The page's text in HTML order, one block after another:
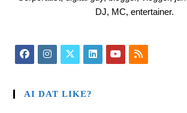
DJ, MC, entertainer.
AI DAT LIKE?